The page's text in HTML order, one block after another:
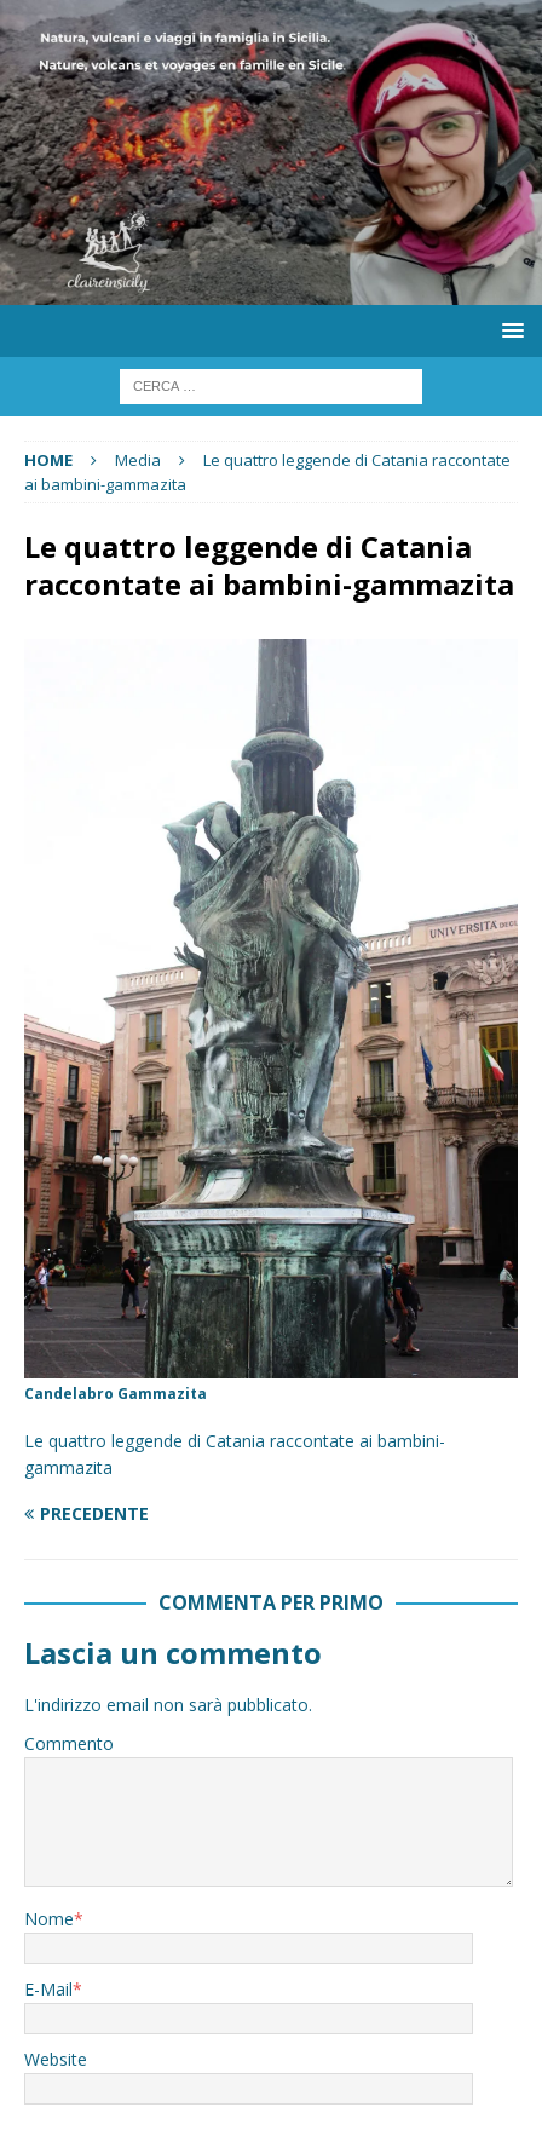
HOME Media
Le quattro leggende di Catania raccontate
ai bambini-gammazita
Le quattro leggende di Catania
raccontate ai bambini-gammazita
Candelabro Gammazita
Le quattro leggende di Catania raccontate ai bambini-
gammazita
PRECEDENTE
COMMENTA PER PRIMO
Lascia un commento
L'indirizzo email non sarà pubblicato.
Commento
Nome*
E-Mail*
Website